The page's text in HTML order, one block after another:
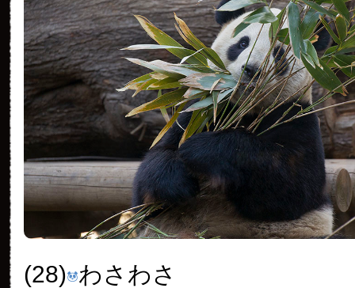
(28) わさわさ